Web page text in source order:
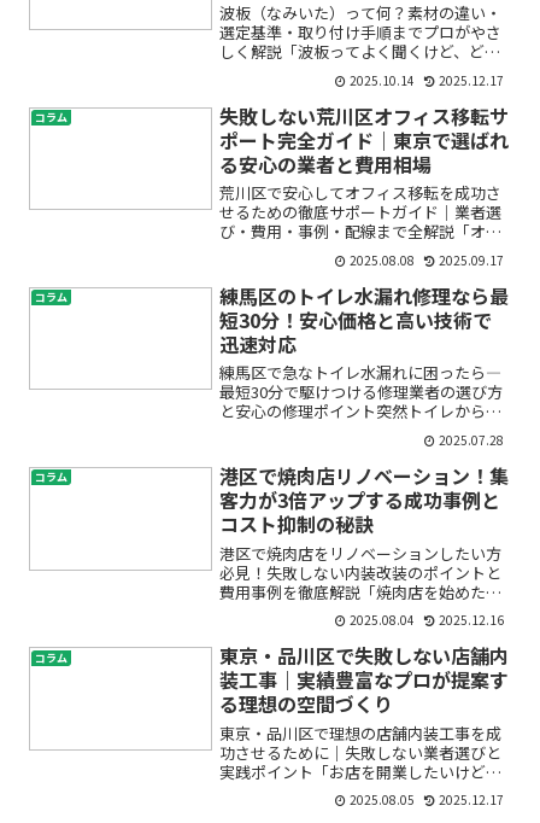
波板（なみいた）って何？素材の違い・
選定基準・取り付け手順までプロがやさ
しく解説「波板ってよく聞くけど、どれ
を選べばいいの？どうやって留める
の？」──はじめて現場用語に触れる
と、そんな不安が出てきますよね。この
記事では、建設内装・外装の現場...
2025.10.14 2025.12.17
コラム
失敗しない荒川区オフィス移転サ
ポート完全ガイド｜東京で選ばれ
る安心の業者と費用相場
荒川区で安心してオフィス移転を成功さ
せるための徹底サポートガイド｜業者選
び・費用・事例・配線まで全解説「オフ
ィス移転を進めたいけど、何から始めれ
ばいいのか分からない」「費用やスケジ
ュール、IT配線の手配が不安」「信頼で
きる業者をどう選べばい...
2025.08.08 2025.09.17
コラム
練馬区のトイレ水漏れ修理なら最
短30分！安心価格と高い技術で
迅速対応
練馬区で急なトイレ水漏れに困ったら―
最短30分で駆けつける修理業者の選び方
と安心の修理ポイント突然トイレから水
があふれてきたり、床が濡れてしまった
経験はありませんか？「どうしよう…」
「どこに連絡すればいいんだろう」と、
不安でいっぱいになって...
2025.07.28
コラム
港区で焼肉店リノベーション！集
客力が3倍アップする成功事例と
コスト抑制の秘訣
港区で焼肉店をリノベーションしたい方
必見！失敗しない内装改装のポイントと
費用事例を徹底解説「焼肉店を始めたい
けれど、どんな内装にすれば集客できる
の？」「港区でリノベーションすると費
用が高くなりそうで心配…」――こうしたお
悩みをお持ちではあり...
2025.08.04 2025.12.16
コラム
東京・品川区で失敗しない店舗内
装工事｜実績豊富なプロが提案す
る理想の空間づくり
東京・品川区で理想の店舗内装工事を成
功させるために｜失敗しない業者選びと
実践ポイント「お店を開業したいけど、
内装工事って何から始めればいいの？」
「おしゃれな空間にしたいけど費用や業
2025.08.05 2025.12.17